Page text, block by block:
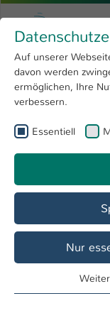
Research
University
International
Skip to main content
University of
You are here:
Specialist
Portal logistics
Fachportal
Verbünde und
Auf unserer
davon werden
ermöglichen, Ihre
verbessern.
Essentiell
Nur
Essentielle